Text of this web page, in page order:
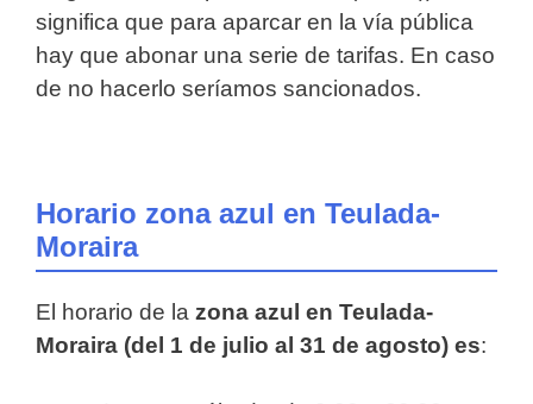
significa que para aparcar en la vía pública
hay que abonar una serie de tarifas. En caso
de no hacerlo seríamos sancionados.
Horario zona azul en Teulada-
Moraira
El horario de la zona azul en Teulada-
Moraira (del 1 de julio al 31 de agosto) es: